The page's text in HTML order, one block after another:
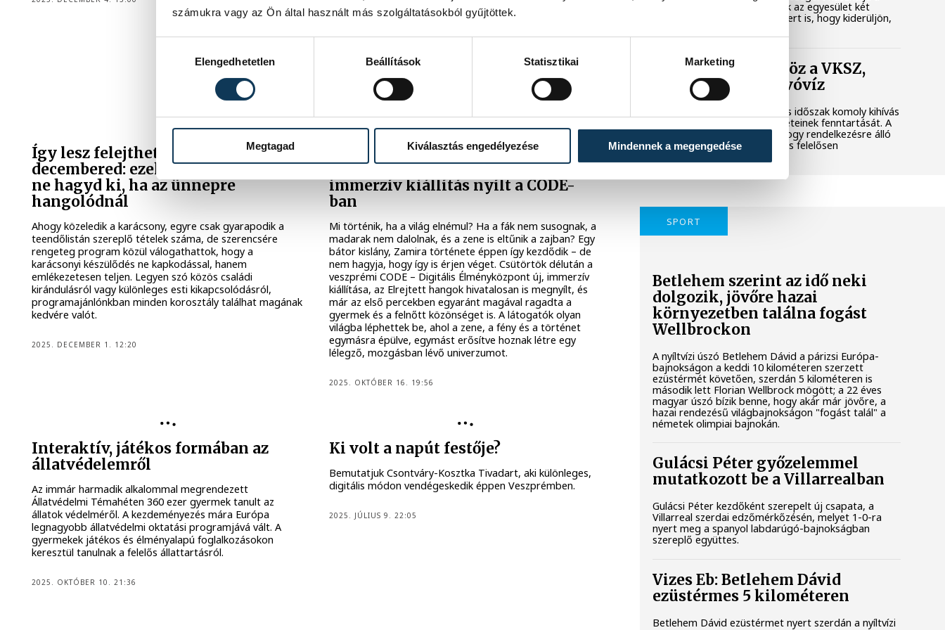
számukra vagy az Ön által használt más szolgáltatásokból gyűjtöttek.
Elengedhetetlen
Beállítások Statisztikai Marketing
Megtagad Kiválasztás engedélyezése Mindennek a megengedése
mutatja be A jégbarlang éneke című családi előadást. A
jeges téli világ a CODE immerzív hatszögletű terében, a
előadóművészetet.
2025. DECEMBER 6. 13:01
Így lesz felejthetetlen a
decembered: ezeket a programokat
ne hagyd ki, ha az ünnepre
hangolódnál
Ahogy közeledik a karácsony, egyre csak gyarapodik a
teendőlistán szereplő tételek száma, de szerencsére
rengeteg program közül válogathattok, hogy a
karácsonyi készülődés ne kapkodással, hanem
emlékezetesen teljen. Legyen szó közös családi
kirándulásról vagy különleges esti kikapcsolódásról,
programajánlónkban minden korosztály találhat magának
kedvére valót.
2025. DECEMBER 1. 12:20
CODE
A fény mesél, a csend zenél, és a
világ újra megtanul hallani - új
immerzív kiállítás nyílt a CODE-
ban
Mi történik, ha a világ elnémul? Ha a fák nem susognak, a
madarak nem dalolnak, és a zene is eltűnik a zajban? Egy
bátor kislány, Zamira története éppen így kezdődik – de
nem hagyja, hogy így is érjen véget. Csütörtök délután a
veszprémi CODE – Digitális Élményközpont új, immerzív
kiállítása, az Elrejtett hangok hivatalosan is megnyílt, és
már az első percekben egyaránt magával ragadta a
gyermek és a felnőtt közönséget is. A látogatók olyan
világba léphettek be, ahol a zene, a fény és a történet
egymásra épülve, egymást erősítve hoznak létre egy
lélegző, mozgásban lévő univerzumot.
2025. OKTÓBER 16. 19:56
Interaktív, játékos formában az
állatvédelemről
Az immár harmadik alkalommal megrendezett
Állatvédelmi Témahéten 360 ezer gyermek tanult az
állatok védelméről. A kezdeményezés mára Európa
legnagyobb állatvédelmi oktatási programjává vált. A
gyermekek játékos és élményalapú foglalkozásokon
keresztül tanulnak a felelős állattartásról.
2025. OKTÓBER 10. 21:36
Ki volt a napút festője?
Bemutatjuk Csontváry-Kosztka Tivadart, aki különleges,
digitális módon vendégeskedik éppen Veszprémben.
2025. JÚLIUS 9. 22:05
városi területet. Megkerestük az egyesület két
képviselőjét és a polgármestert is, hogy kiderüljön,
Folyamatosan öntöz a VKSZ,
mégsem fogy az ivóvíz
A tartós hőség és az aszályos időszak komoly kihívás
elé állítja Veszprém zöldfelületeinek fenntartását. A
városvezetés kiemelt célja, hogy rendelkezésre álló
vízkészletekkel takarékosan és felelősen
gazdálkodjunk.
SPORT
Betlehem szerint az idő neki
dolgozik, jövőre hazai
környezetben találna fogást
Wellbrockon
A nyíltvízi úszó Betlehem Dávid a párizsi Európa-
bajnokságon a keddi 10 kilométeren szerzett
ezüstérmét követően, szerdán 5 kilométeren is
második lett Florian Wellbrock mögött; a 22 éves
magyar úszó bízik benne, hogy akár már jövőre, a
hazai rendezésű világbajnokságon "fogást talál" a
németek olimpiai bajnokán.
Gulácsi Péter győzelemmel
mutatkozott be a Villarrealban
Gulácsi Péter kezdőként szerepelt új csapata, a
Villarreal szerdai edzőmérkőzésén, melyet 1-0-ra
nyert meg a spanyol labdarúgó-bajnokságban
szereplő együttes.
Vizes Eb: Betlehem Dávid
ezüstérmes 5 kilométeren
Betlehem Dávid ezüstérmet nyert szerdán a nyíltvízi